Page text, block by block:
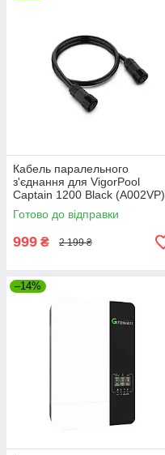
Кабель паралельного
з'єднання для VigorPool
Captain 1200 Black (A002VP)
Готово до відправки
999 ₴ 2 199 ₴
–14%